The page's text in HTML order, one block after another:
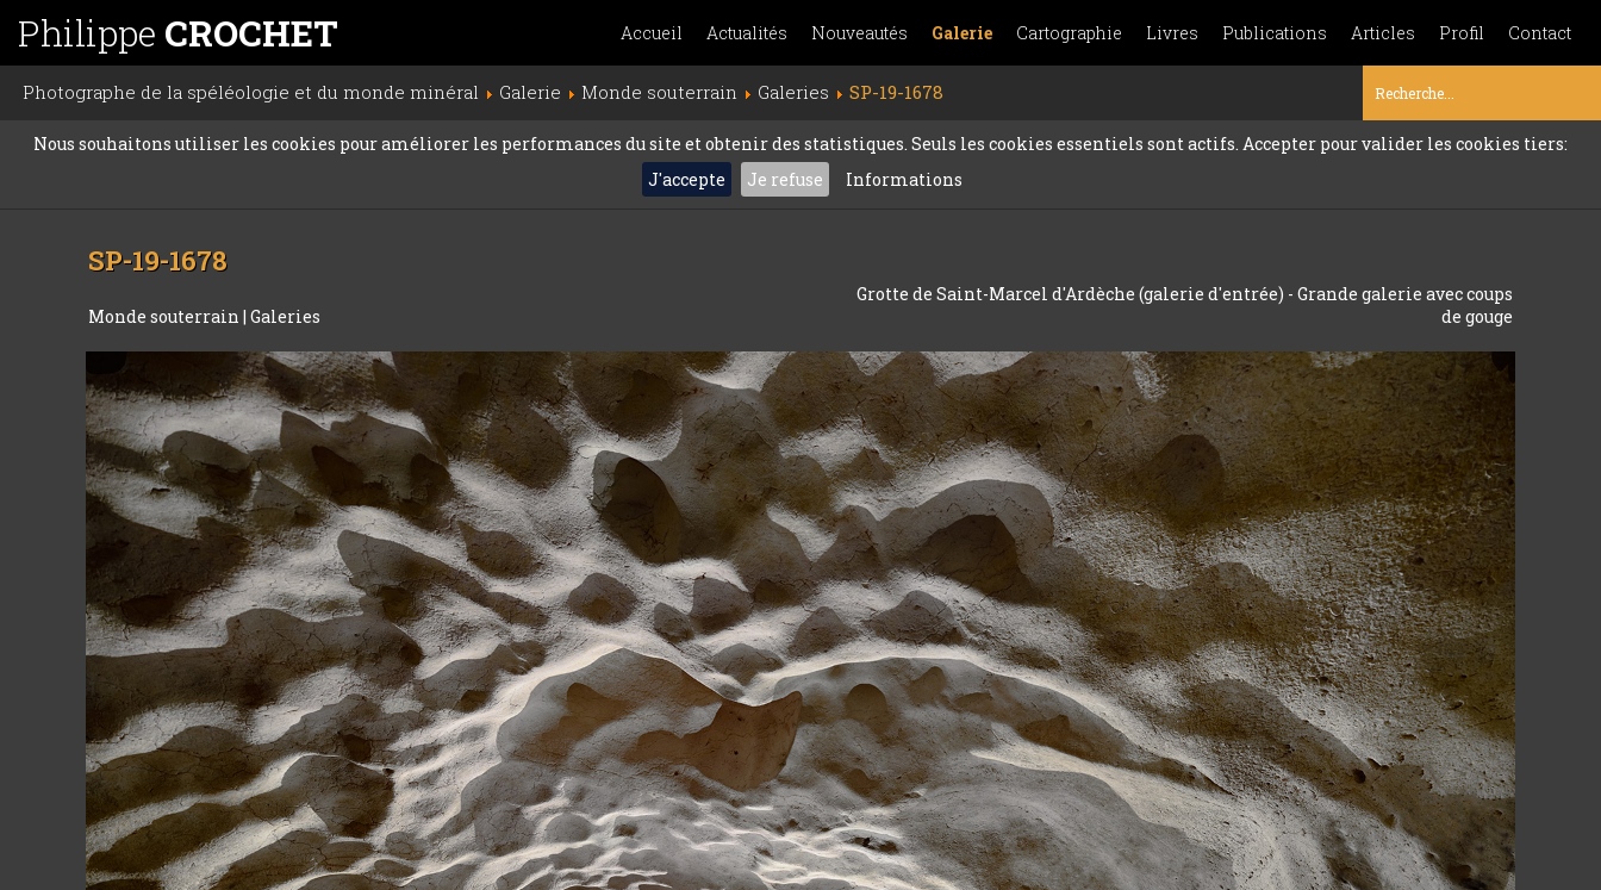
Philippe CROCHET Accueil Actualités Nouveautés Galerie Cartographie Livres Publications Articles Profil Contact
Photographe de la spéléologie et du monde minéral Galerie Monde souterrain Galeries SP-19-1678
Nous souhaitons utiliser les cookies pour améliorer les performances du site et obtenir des statistiques. Seuls les cookies essentiels sont actifs. Accepter pour valider les cookies tiers:
J'accepte
Je refuse Informations
SP-19-1678
Monde souterrain|Galeries
Grotte de Saint-Marcel d'Ardèche (galerie d'entrée) - Grande galerie avec coups
de gouge